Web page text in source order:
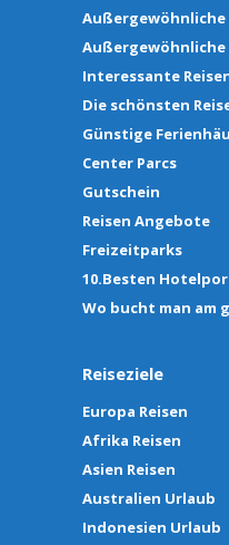
Außergewöhnliche
Interessante
Die schönsten
Günstige
Center Parcs
Gutschein
Reisen Angebote
Freizeitparks
10.Besten
Wo bucht man am
Reiseziele
Europa Reisen
Afrika Reisen
Asien Reisen
Australien Urlaub
Indonesien Urlaub